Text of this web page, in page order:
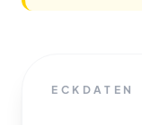
ECKDATEN